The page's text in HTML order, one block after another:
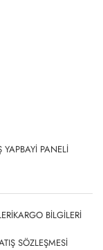
YAPBAYI PANELI
KARGO BILGILERI
SÖZLEŞMESI